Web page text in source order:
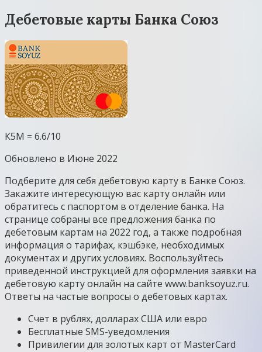
Дебетовые карты Банка Союз
К5М = 6.6/10
Обновлено в Июне 2022
Подберите для себя дебетовую карту в Банке Союз.
Закажите интересующую вас карту онлайн или
обратитесь с паспортом в отделение банка. На
странице собраны все предложения банка по
дебетовым картам на 2022 год, а также подробная
информация о тарифах, кэшбэке, необходимых
документах и других условиях. Воспользуйтесь
приведенной инструкцией для оформления заявки на
дебетовую карту онлайн на сайте www.banksoyuz.ru.
Ответы на частые вопросы о дебетовых картах.
Счет в рублях, долларах США или евро
Бесплатные SMS-уведомления
Привилегии для золотых карт от MasterCard